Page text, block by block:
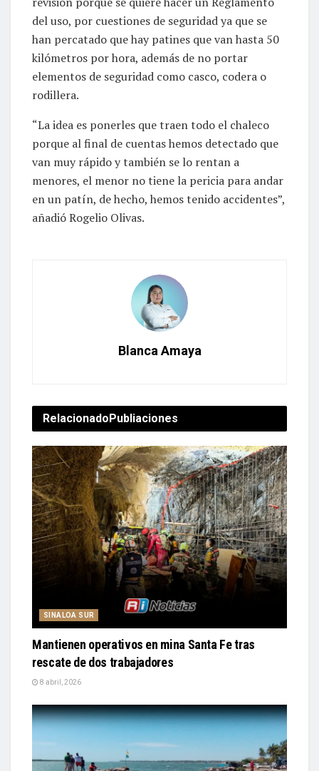
del uso, por cuestiones de seguridad ya que se
han percatado que hay patines que van hasta 50
kilómetros por hora, además de no portar
elementos de seguridad como casco, codera o
rodillera.
“La idea es ponerles que traen todo el chaleco
porque al final de cuentas hemos detectado que
van muy rápido y también se lo rentan a
menores, el menor no tiene la pericia para andar
en un patín, de hecho, hemos tenido accidentes”,
añadió Rogelio Olivas.
Blanca Amaya
RelacionadoPubliaciones
SINALOA SUR
Mantienen operativos en mina Santa Fe tras
rescate de dos trabajadores
8 abril, 2026